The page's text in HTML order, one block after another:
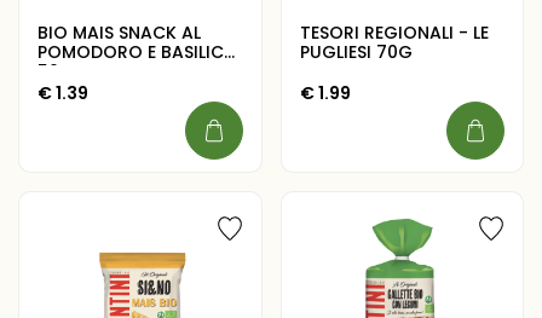
BIO MAIS SNACK AL
POMODORO E BASILICO
50G
€1.39
TESORI REGIONALI - LE
PUGLIESI 70G
€1.99